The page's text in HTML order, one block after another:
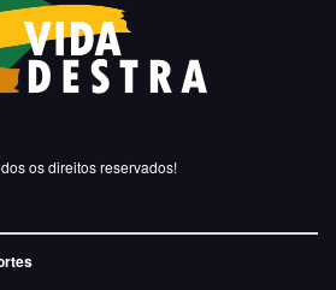
os direitos reservados!